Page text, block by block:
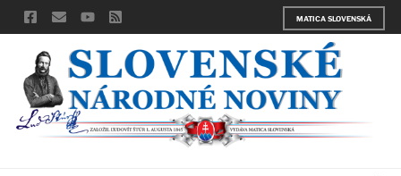
Skip
to
content
MATICA SLOVENSKÁ